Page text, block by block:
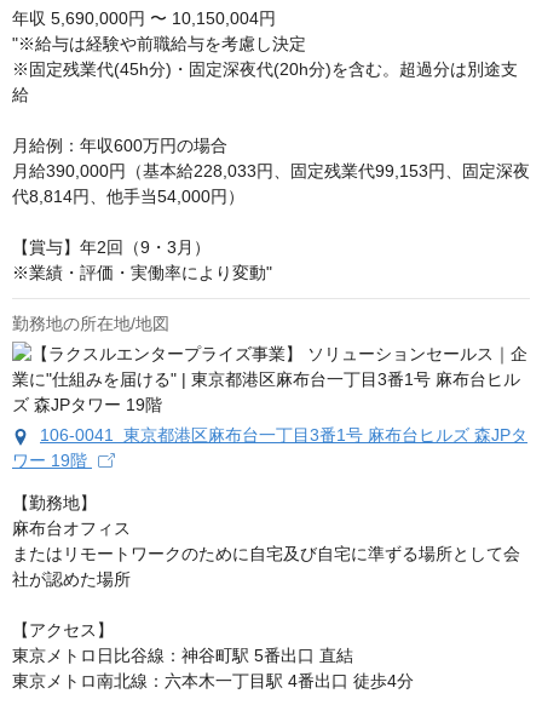
年収 5,690,000円 〜 10,150,004円
"※給与は経験や前職給与を考慮し決定
※固定残業代(45h分)・固定深夜代(20h分)を含む。超過分は別途支
給
月給例：年収600万円の場合
月給390,000円（基本給228,033円、固定残業代99,153円、固定深夜
代8,814円、他手当54,000円）
【賞与】年2回（9・3月）
※業績・評価・実働率により変動"
勤務地の所在地/地図
106-0041 東京都港区麻布台一丁目3番1号 麻布台ヒルズ 森JPタ
ワー 19階
【勤務地】
麻布台オフィス
またはリモートワークのために自宅及び自宅に準ずる場所として会
社が認めた場所
【アクセス】
東京メトロ日比谷線：神谷町駅 5番出口 直結
東京メトロ南北線：六本木一丁目駅 4番出口 徒歩4分